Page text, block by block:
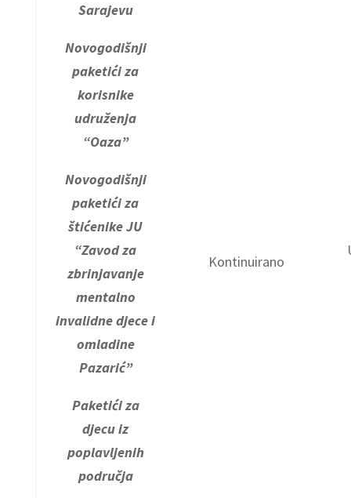
Sarajevu
Novogodišnji
paketići za
korisnike
udruženja
“Oaza”
Novogodišnji
paketići za
štićenike JU
“Zavod za
zbrinjavanje
mentalno
invalidne djece i
omladine
Pazarić”
Paketići za
djecu iz
poplavljenih
područja
Kontinuirano